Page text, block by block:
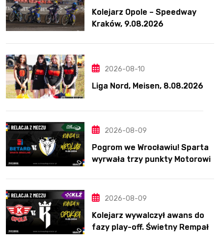
Kolejarz Opole – Speedway
Kraków, 9.08.2026
2026-08-10
Liga Nord, Meisen, 8.08.2026
2026-08-09
Pogrom we Wrocławiu! Sparta
wyrwała trzy punkty Motorowi
2026-08-09
Kolejarz wywalczył awans do
fazy play-off. Świetny Rempała